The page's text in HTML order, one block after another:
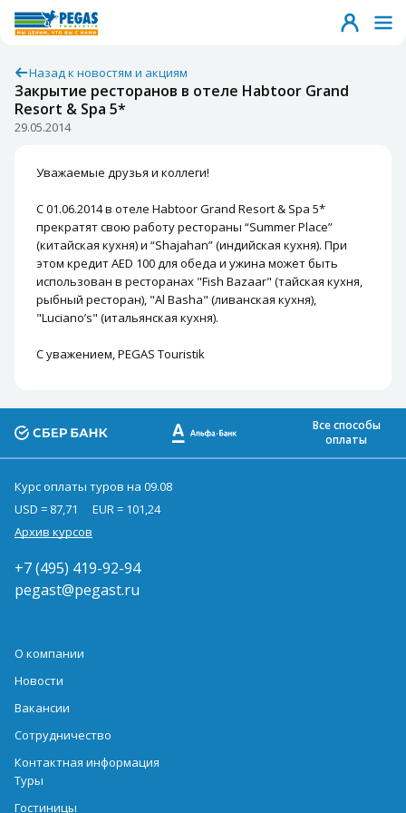
Назад к новостям и акциям
Закрытие ресторанов в отеле Habtoor Grand
Resort & Spa 5*
29.05.2014
Уважаемые друзья и коллеги!
С 01.06.2014 в отеле Habtoor Grand Resort & Spa 5*
прекратят свою работу рестораны “Summer Place”
(китайская кухня) и “Shajahan” (индийская кухня). При
этом кредит AED 100 для обеда и ужина может быть
использован в ресторанах "Fish Bazaar" (тайская кухня,
рыбный ресторан), "Al Basha" (ливанская кухня),
"Luciano’s" (итальянская кухня).
С уважением, PEGAS Touristik
Все способы
оплаты
Курс оплаты туров на 09.08
USD = 87,71
EUR = 101,24
Архив курсов
+7 (495) 419-92-94
pegast@pegast.ru
О компании
Новости
Вакансии
Сотрудничество
Контактная информация
Туры
Гостиницы